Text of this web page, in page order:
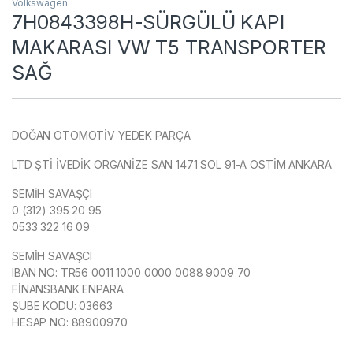
Volkswagen
7H0843398H-SÜRGÜLÜ KAPI
MAKARASI VW T5 TRANSPORTER
SAĞ
DOĞAN OTOMOTİV YEDEK PARÇA
LTD ŞTİ İVEDİK ORGANİZE SAN 1471 SOL 91-A OSTİM ANKARA
SEMİH SAVAŞÇI
0 (312) 395 20 95
0533 322 16 09
SEMİH SAVAŞCI
IBAN NO: TR56 0011 1000 0000 0088 9009 70
FİNANSBANK ENPARA
ŞUBE KODU: 03663
HESAP NO: 88900970